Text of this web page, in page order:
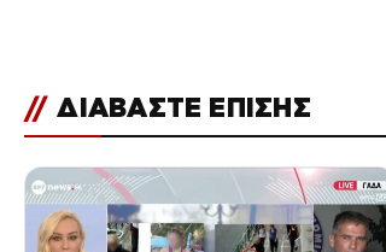
// ΔΙΑΒΑΣΤΕ ΕΠΙΣΗΣ